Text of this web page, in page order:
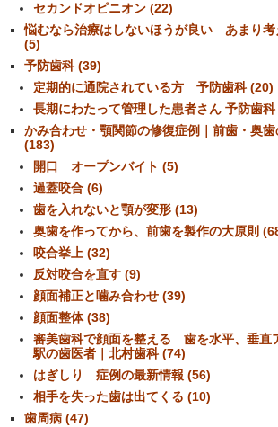
セカンドオピニオン (22)
悩むなら治療はしないほうが良い あまり考
(5)
予防歯科 (39)
定期的に通院されている方 予防歯科 (20)
長期にわたって管理した患者さん 予防歯
かみ合わせ・顎関節の修復症例｜前歯・奥
(183)
開口 オープンバイト (5)
過蓋咬合 (6)
歯を入れないと顎が変形 (13)
奥歯を作ってから、前歯を製作の大原則
咬合挙上 (32)
反対咬合を直す (9)
顔面補正と噛み合わせ (39)
顔面整体 (38)
審美歯科で顔面を整える 歯を水平、垂
駅の歯医者｜北村歯科 (74)
はぎしり 症例の最新情報 (56)
相手を失った歯は出てくる (10)
歯周病 (47)